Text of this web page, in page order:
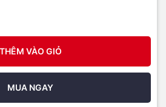
THÊM VÀO GIỎ
MUA NGAY